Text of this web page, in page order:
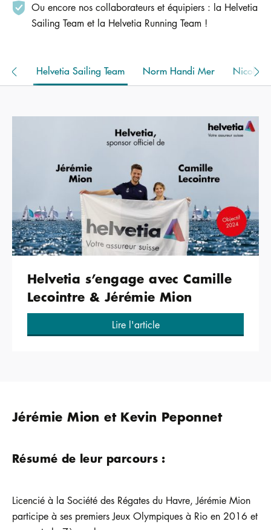
Ou encore nos collaborateurs et équipiers : la Helvetia
Sailing Team et la Helvetia Running Team !
Helvetia Sailing Team Norm Handi Mer Nicolas
Helvetia s’engage avec Camille
Lecointre & Jérémie Mion
Lire l'article
Jérémie Mion et Kevin Peponnet
Résumé de leur parcours :
Licencié à la Société des Régates du Havre, Jérémie Mion
participe à ses premiers Jeux Olympiques à Rio en 2016 et